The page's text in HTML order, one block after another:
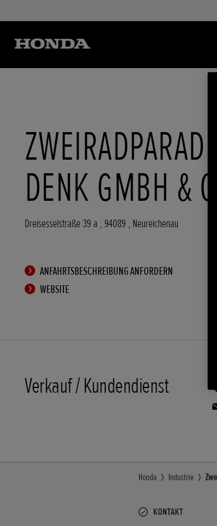
DENK GMBH &
Dreisesselstraße 39 a , 94089 , Neureichenau
ANFAHRTSBESCHREIBUNG ANFORDERN
WEBSITE
Verkauf / Kundendienst
Honda Industrie
KONTAKT